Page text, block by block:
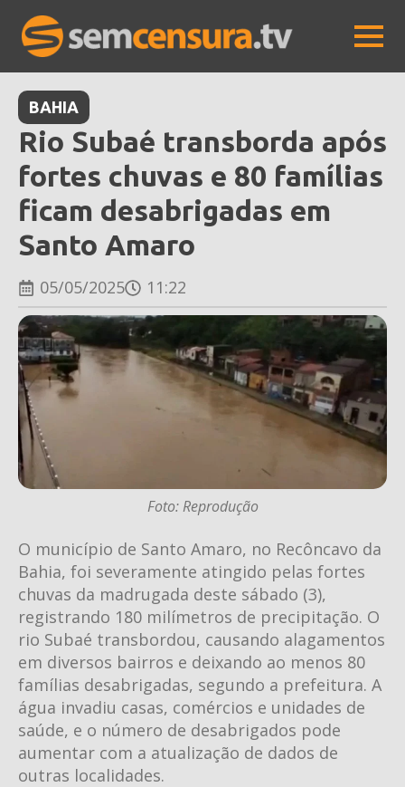
BAHIA
Rio Subaé transborda após
fortes chuvas e 80 famílias
ficam desabrigadas em
Santo Amaro
05/05/2025 11:22
Foto: Reprodução
O município de Santo Amaro, no Recôncavo da
Bahia, foi severamente atingido pelas fortes
chuvas da madrugada deste sábado (3),
registrando 180 milímetros de precipitação. O
rio Subaé transbordou, causando alagamentos
em diversos bairros e deixando ao menos 80
famílias desabrigadas, segundo a prefeitura. A
água invadiu casas, comércios e unidades de
saúde, e o número de desabrigados pode
aumentar com a atualização de dados de
outras localidades.